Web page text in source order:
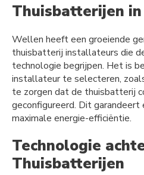
Thuisbatterijen
Wellen heeft een groeiende
thuisbatterij installateurs die
technologie begrijpen. Het is
installateur te selecteren,
te zorgen dat de thuisbatterij
geconfigureerd. Dit
maximale energie-efficiëntie.
Technologie
Thuisbatterijen